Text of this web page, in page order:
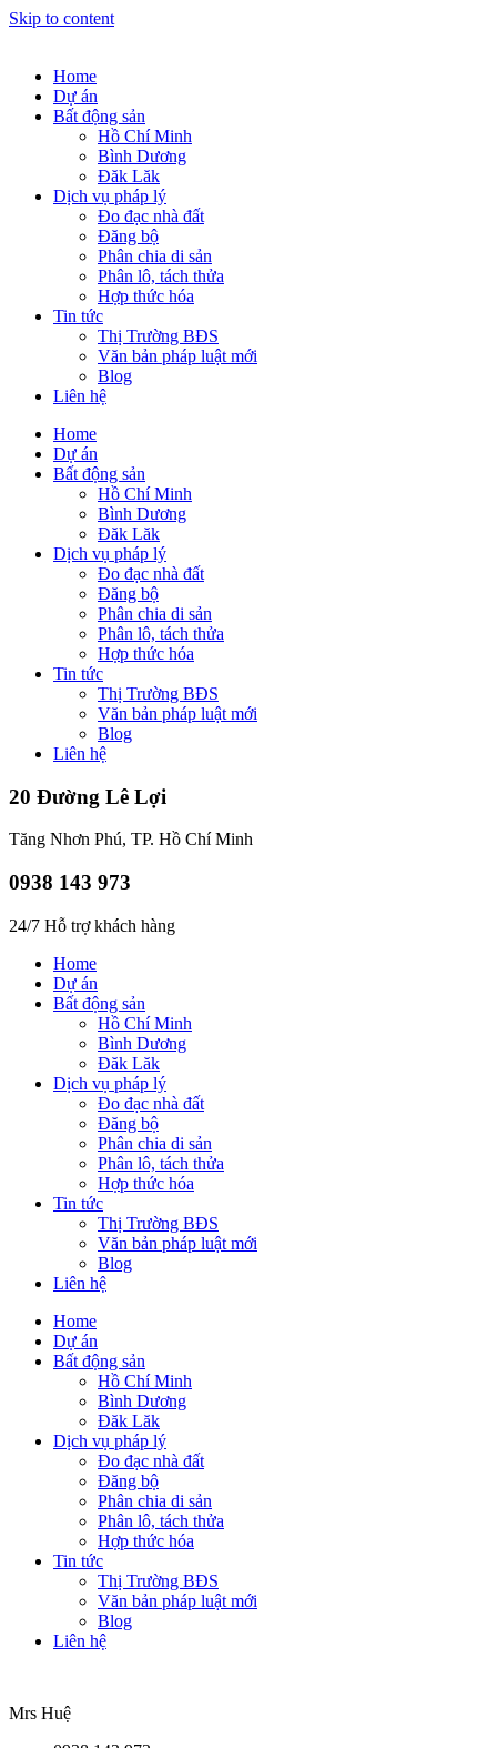
Skip to content
Home
Dự án
Bất động sản
Hồ Chí Minh
Bình Dương
Đăk Lăk
Dịch vụ pháp lý
Đo đạc nhà đất
Đăng bộ
Phân chia di sản
Phân lô, tách thửa
Hợp thức hóa
Tin tức
Thị Trường BĐS
Văn bản pháp luật mới
Blog
Liên hệ
Home
Dự án
Bất động sản
Hồ Chí Minh
Bình Dương
Đăk Lăk
Dịch vụ pháp lý
Đo đạc nhà đất
Đăng bộ
Phân chia di sản
Phân lô, tách thửa
Hợp thức hóa
Tin tức
Thị Trường BĐS
Văn bản pháp luật mới
Blog
Liên hệ
20 Đường Lê Lợi
Tăng Nhơn Phú, TP. Hồ Chí Minh
0938 143 973
24/7 Hỗ trợ khách hàng
Home
Dự án
Bất động sản
Hồ Chí Minh
Bình Dương
Đăk Lăk
Dịch vụ pháp lý
Đo đạc nhà đất
Đăng bộ
Phân chia di sản
Phân lô, tách thửa
Hợp thức hóa
Tin tức
Thị Trường BĐS
Văn bản pháp luật mới
Blog
Liên hệ
Home
Dự án
Bất động sản
Hồ Chí Minh
Bình Dương
Đăk Lăk
Dịch vụ pháp lý
Đo đạc nhà đất
Đăng bộ
Phân chia di sản
Phân lô, tách thửa
Hợp thức hóa
Tin tức
Thị Trường BĐS
Văn bản pháp luật mới
Blog
Liên hệ
Mrs Huệ